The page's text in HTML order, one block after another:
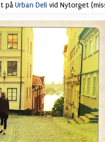
påUrban Deli vid Nytorget